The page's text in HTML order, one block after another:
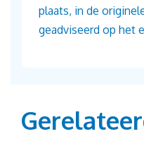
plaats, in de
geadviseerd op het